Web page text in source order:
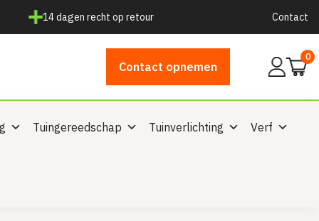
14 dagen recht op retour Contact
Contact opnemen
Mijn
0
Tuingereedschap Tuinverlichting Verf